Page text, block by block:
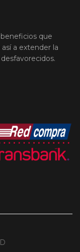
que
a extender la